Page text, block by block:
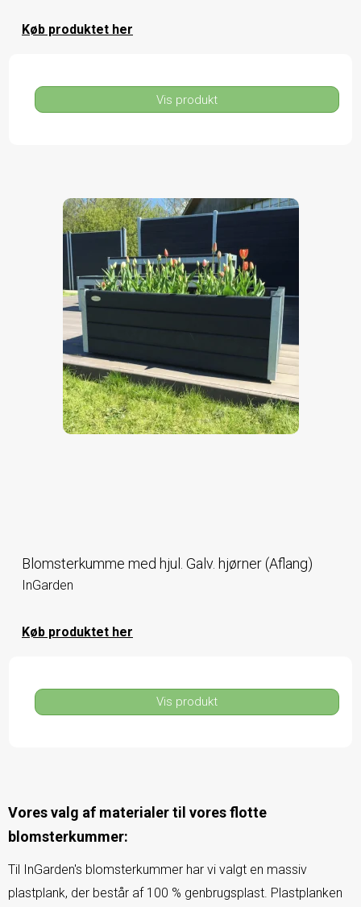
Køb produktet her
Vis produkt
Blomsterkumme med hjul. Galv. hjørner (Aflang)
InGarden
Køb produktet her
Vis produkt
Vores valg af materialer til vores flotte
blomsterkummer:
Til InGarden's blomsterkummer har vi valgt en massiv
plastplank, der består af 100 % genbrugsplast. Plastplanken